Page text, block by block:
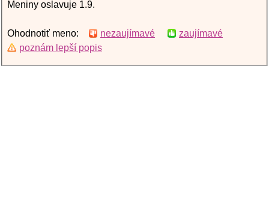
Meniny oslavuje 1.9.
Ohodnotiť meno: nezaujímavé
zaujímavé
poznám lepší popis